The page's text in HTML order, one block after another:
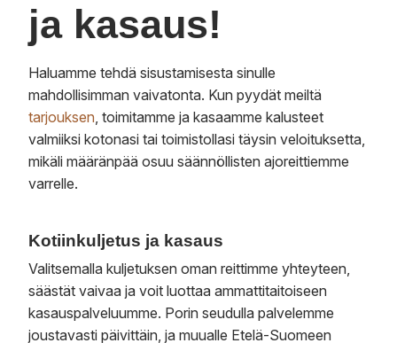
ja kasaus!
Haluamme tehdä sisustamisesta sinulle
mahdollisimman vaivatonta. Kun pyydät meiltä
tarjouksen , toimitamme ja kasaamme kalusteet
valmiiksi kotonasi tai toimistollasi täysin veloituksetta,
mikäli määränpää osuu säännöllisten ajoreittiemme
varrelle.
Kotiinkuljetus ja kasaus
Valitsemalla kuljetuksen oman reittimme yhteyteen,
säästät vaivaa ja voit luottaa ammattitaitoiseen
kasauspalveluumme. Porin seudulla palvelemme
joustavasti päivittäin, ja muualle Etelä-Suomeen